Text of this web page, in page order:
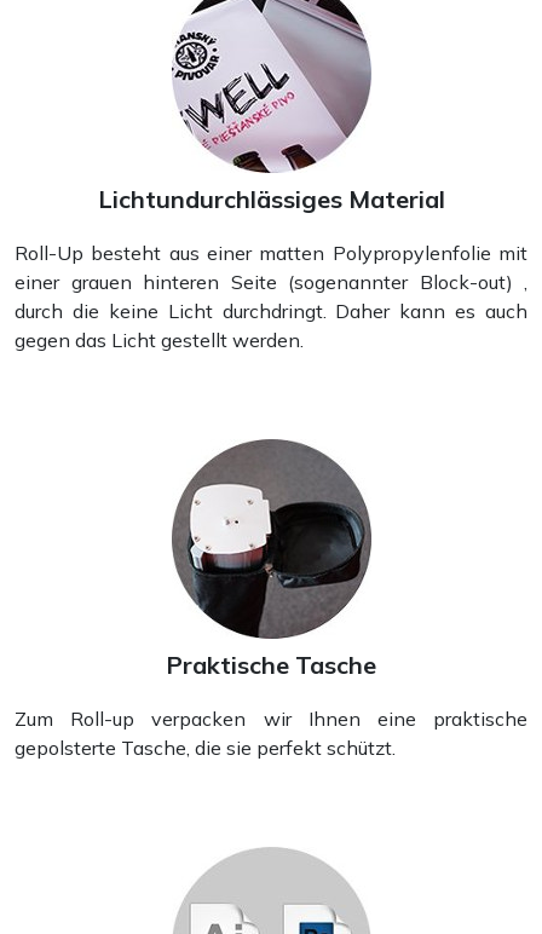
Lichtundurchlässiges Material
Roll-Up besteht aus einer matten Polypropylenfolie mit
einer grauen hinteren Seite (sogenannter Block-out) ,
durch die keine Licht durchdringt. Daher kann es auch
gegen das Licht gestellt werden.
Praktische Tasche
Zum Roll-up verpacken wir Ihnen eine praktische
gepolsterte Tasche, die sie perfekt schützt.